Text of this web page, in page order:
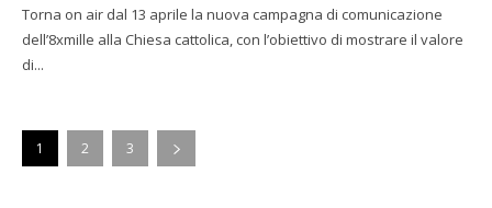
Torna on air dal 13 aprile la nuova campagna di comunicazione
dell’8xmille alla Chiesa cattolica, con l’obiettivo di mostrare il valore
di...
1 2 3